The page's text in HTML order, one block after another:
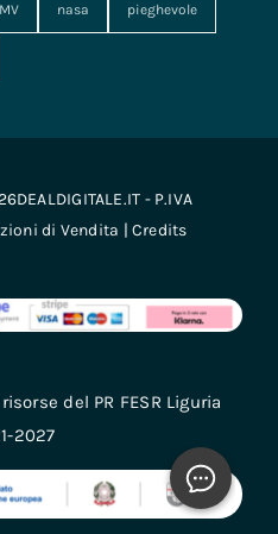
MV nasa pieghevole
- P.IVA
di Vendita | Credits
del PR FESR Liguria
2027